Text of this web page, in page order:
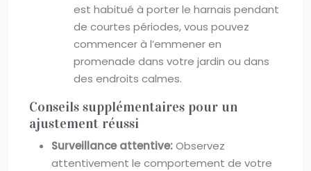
est habitué à porter le harnais pendant
de courtes périodes, vous pouvez
commencer à l’emmener en
promenade dans votre jardin ou dans
des endroits calmes.
Conseils supplémentaires pour un
ajustement réussi
Surveillance attentive:Observez
attentivement le comportement de votre